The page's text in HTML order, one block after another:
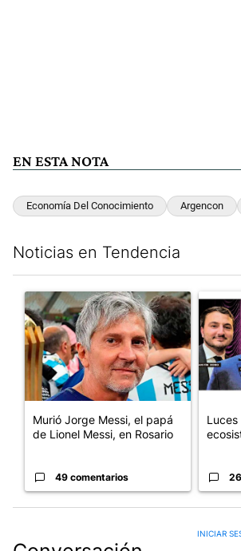
EN ESTA NOTA
Economía Del Conocimiento Argencon
Noticias en Tendencia
Un artículo de tendencia con el título
Murió Jorge Messi, el papá
de Lionel Messi, en Rosario
49 comentarios
Un
Luces
INICIAR